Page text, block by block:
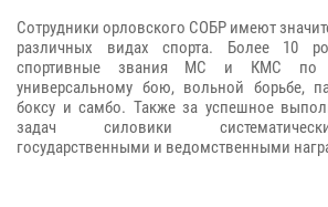
Сотрудники орловского СОБР имеют
различных видах спорта. Более 10
спортивные звания МС и КМС по
универсальному бою, вольной борьбе,
боксу и самбо. Также за успешное
задач силовики
государственными и ведомственными